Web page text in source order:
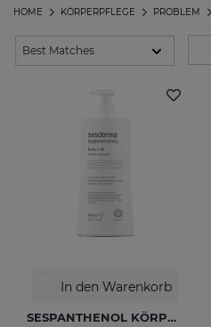
PROBLEM
KÖRPERPFLEGE
HOME
In den Warenkorb
SESPANTHENOL KÖRPERMILCH 400 ML